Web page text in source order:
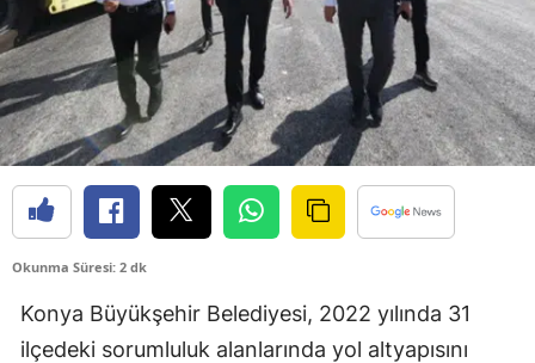
Çorum
Denizli
Diyarbakır
Edirne
Elazığ
Erzurum
Okunma Süresi: 2 dk
Konya Büyükşehir Belediyesi, 2022 yılında 31
ilçedeki sorumluluk alanlarında yol altyapısını